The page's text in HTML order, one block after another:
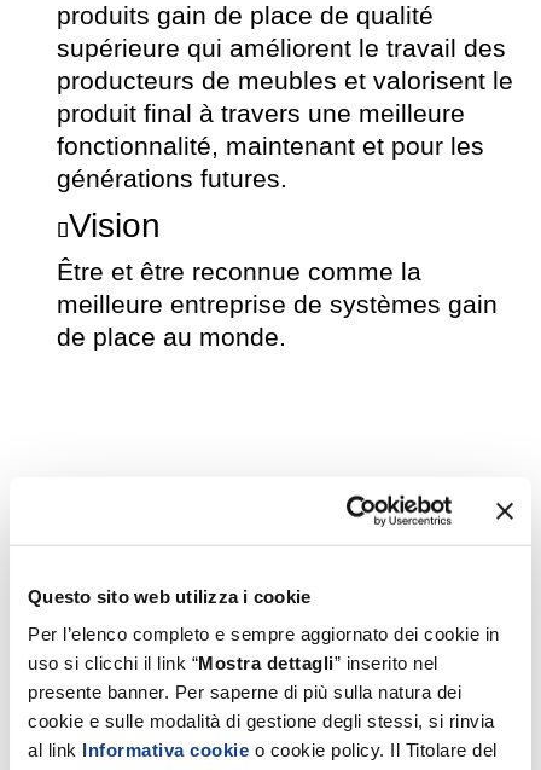
Questo sito web utilizza i cookie
Per l’elenco completo e sempre aggiornato dei cookie in
uso si clicchi il link “Mostra dettagli” inserito nel
presente banner. Per saperne di più sulla natura dei
cookie e sulle modalità di gestione degli stessi, si rinvia
al link Informativa cookie o cookie policy. Il Titolare del
produits gain de place de qualité
supérieure qui améliorent le travail des
producteurs de meubles et valorisent le
produit final à travers une meilleure
fonctionnalité, maintenant et pour les
générations futures.
Vision
Être et être reconnue comme la
meilleure entreprise de systèmes gain
de place au monde.